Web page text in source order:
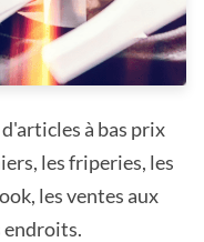
à bas prix
les friperies, les
les ventes aux
endroits.